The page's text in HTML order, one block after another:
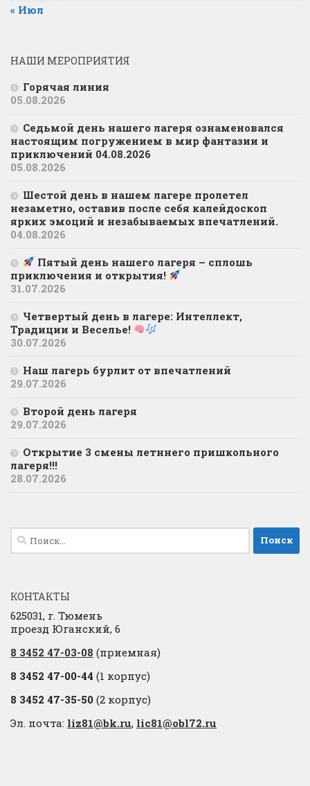
« Июл
НАШИ МЕРОПРИЯТИЯ
Горячая линия
05.08.2026
Седьмой день нашего лагеря ознаменовался
настоящим погружением в мир фантазии и
приключений 04.08.2026
05.08.2026
Шестой день в нашем лагере пролетел
незаметно, оставив после себя калейдоскоп
ярких эмоций и незабываемых впечатлений.
04.08.2026
Пятый день нашего лагеря – сплошь
приключения и открытия!
31.07.2026
Четвертый день в лагере: Интеллект,
Традиции и Веселье!
30.07.2026
Наш лагерь бурлит от впечатлений
29.07.2026
Второй день лагеря
29.07.2026
Открытие 3 смены летннего пришкольного
лагеря!!!
28.07.2026
Найти:
КОНТАКТЫ
625031, г. Тюмень
проезд Юганский, 6
8 3452 47-03-08 (приемная)
8 3452 47-00-44 (1 корпус)
8 3452 47-35-50 (2 корпус)
Эл. почта: liz81@bk.ru, lic81@obl72.ru